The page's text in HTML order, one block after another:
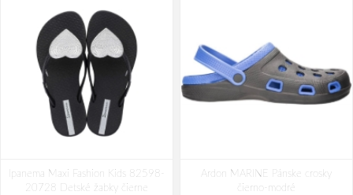
Ipanema Maxi Fashion Kids 82598-
20728 Detské žabky čierne
Ardon MARINE Pánske crosky
čierno-modré